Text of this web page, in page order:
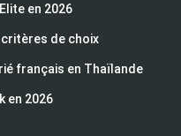
en 2026
de choix
français en Thaïlande
en 2026